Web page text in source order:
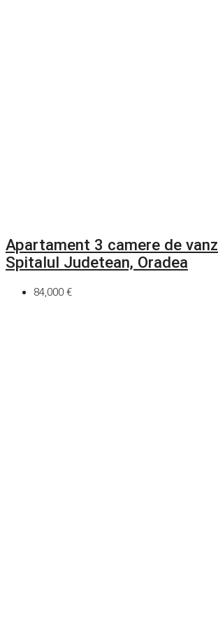
Apartament 3 camere de
Spitalul Judetean, Oradea
84,000 €